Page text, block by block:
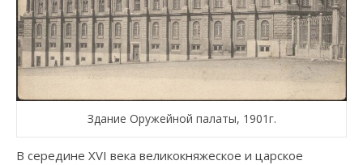
Здание Оружейной палаты, 1901г.
В середине XVI века великокняжеское и царское